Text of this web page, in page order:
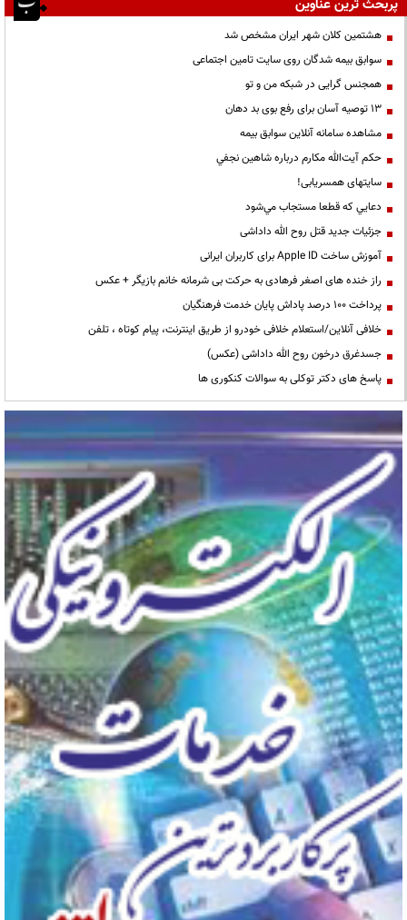
پربحث ترین عناوین
هشتمین کلان شهر ایران مشخص شد
سوابق بیمه شدگان روی سایت تامین اجتماعی
همجنس گرایی در شبکه من و تو
13 توصیه آسان برای رفع بوی بد دهان
مشاهده سامانه آنلاين سوابق بیمه
حكم آيت‌الله مكارم درباره شاهين نجفي
سایتهای همسریابی!
دعايي كه قطعا مستجاب مي‌شود
جزئیات جدید قتل روح الله داداشی
آموزش ساخت Apple ID برای کاربران ایرانی
راز خنده های اصغر فرهادی به حرکت بی شرمانه خانم بازیگر + عکس
پرداخت ۱۰۰ درصد پاداش پایان خدمت فرهنگیان
خلافی آنلاین/استعلام خلافی خودرو از طریق اینترنت، پیام کوتاه ، تلفن
جسدغرق درخون روح الله داداشی (عکس)
پاسخ های دکتر توکلی به سوالات کنکوری ها